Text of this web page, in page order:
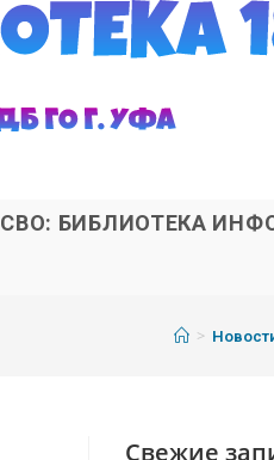
СВО: БИБЛИОТЕКА
>
Свежие